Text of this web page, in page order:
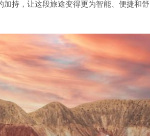
持，让这段旅途变得更为智能、便捷和舒